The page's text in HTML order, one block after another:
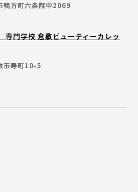
方町六条院中2069
門学校 倉敷ビューティーカレッ
市寿町10-5